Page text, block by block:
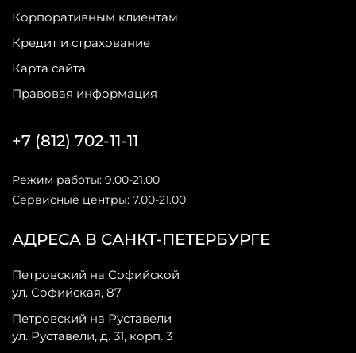
Корпоративным клиентам
Кредит и страхование
Карта сайта
Правовая информация
АДРЕСА В САНКТ-ПЕТЕРБУРГЕ
Петровский на Софийской
ул. Софийская, 87
Петровский на Руставели
ул. Руставели, д. 31, корп. 3
+7 (812) 702-11-11
Режим работы: 9.00-21.00
Сервисные центры: 7.00-21.00